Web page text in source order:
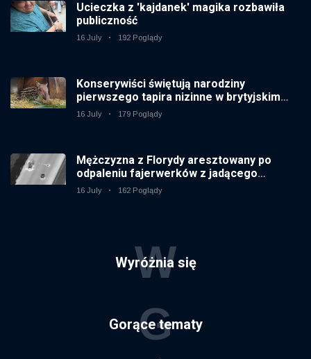
Ucieczka z 'kajdanek' magika rozbawiła
publiczność
16 July 192 Poglądy
Konserywiści świętują narodziny
pierwszego tapira nizinne w brytyjskim
zoo od 14 lat
16 July 179 Poglądy
Mężczyzna z Florydy aresztowany po
odpaleniu fajerwerków z jadącego
samochodu
16 July 162 Poglądy
Wyróżnia się
W
Gorące tematy
G